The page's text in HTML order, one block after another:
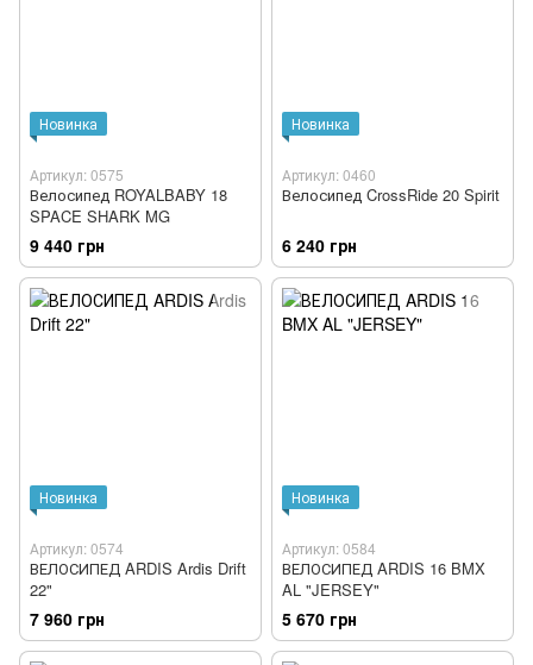
Новинка
Артикул: 0575
Велосипед ROYALBABY 18
SPACE SHARK MG
9 440 грн
Новинка
Артикул: 0460
Велосипед CrossRide 20 Spirit
6 240 грн
Новинка
Артикул: 0574
ВЕЛОСИПЕД ARDIS Ardis Drift
22"
7 960 грн
Новинка
Артикул: 0584
ВЕЛОСИПЕД ARDIS 16 BMX
AL "JERSEY"
5 670 грн